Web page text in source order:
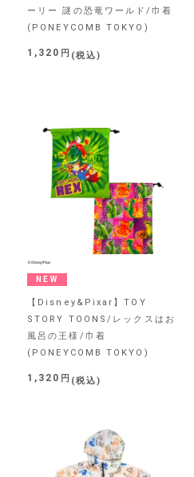
ーリー 謎の恐竜ワールド/巾着
(PONEYCOMB TOKYO)
1,320 税込
NEW
【Disney&Pixar】TOY
STORY TOONS/レックスはお
風呂の王様/巾着
(PONEYCOMB TOKYO)
1,320 税込